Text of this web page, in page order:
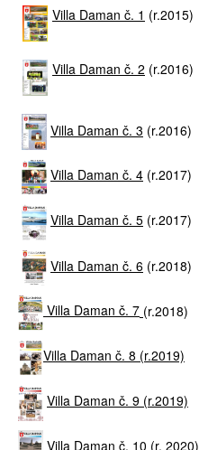
Villa Daman č. 1 (r.2015)
Villa Daman č. 2 (r.2016)
Villa Daman č. 3 (r.2016)
Villa Daman č. 4 (r.2017)
Villa Daman č. 5 (r.2017)
Villa Daman č. 6 (r.2018)
Villa Daman č. 7 (r.2018)
Villa Daman č. 8 (r.2019)
Villa Daman č. 9 (r.2019)
Villa Daman č. 10 (r. 2020)